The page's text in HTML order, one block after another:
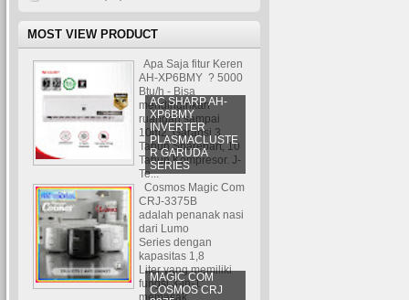
MOST VIEW PRODUCT
AC SHARP AH-
XP6BMY
INVERTER
PLASMACLUSTE
R GARUDA
SERIES
Apa Saja fitur Keren
AH-XP6BMY ? 5000
Btu/h - Bisa
mendinginkan
ruangan sampai
10m2. Garansi 3
Tahun Sparepart, 10
Tahun Kompresor. J-
Te...
MAGIC COM
COSMOS CRJ
Cosmos Magic Com
CRJ-3375B
adalah penanak nasi
dari Lumo
Series dengan
kapasitas 1,8
Liter yang memiliki
fungsi 3-in-1:
memasak,